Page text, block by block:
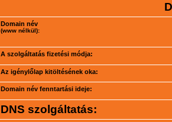
Domain név
(www nélkül):
A szolgáltatás fizetési módja:
Az igénylőlap kitöltésének oka:
Domain név fenntartási ideje:
DNS szolgáltatás: